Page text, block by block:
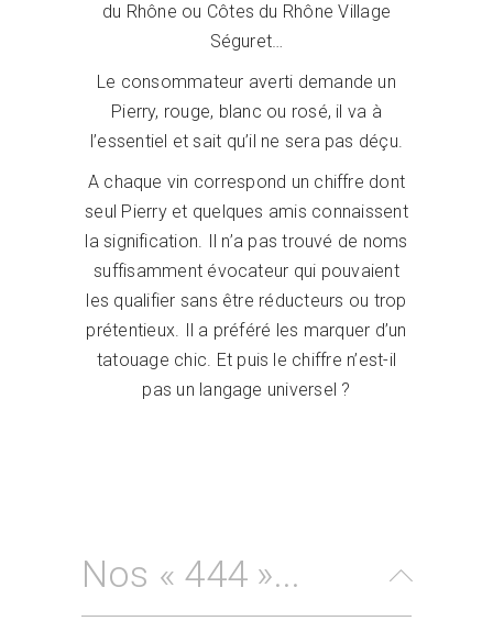
du Rhône ou Côtes du Rhône Village
Séguret…
Le consommateur averti demande un
Pierry, rouge, blanc ou rosé, il va à
l’essentiel et sait qu’il ne sera pas déçu.
A chaque vin correspond un chiffre dont
seul Pierry et quelques amis connaissent
la signification. Il n’a pas trouvé de noms
suffisamment évocateur qui pouvaient
les qualifier sans être réducteurs ou trop
prétentieux. Il a préféré les marquer d’un
tatouage chic. Et puis le chiffre n’est-il
pas un langage universel ?
Nos « 444 »...